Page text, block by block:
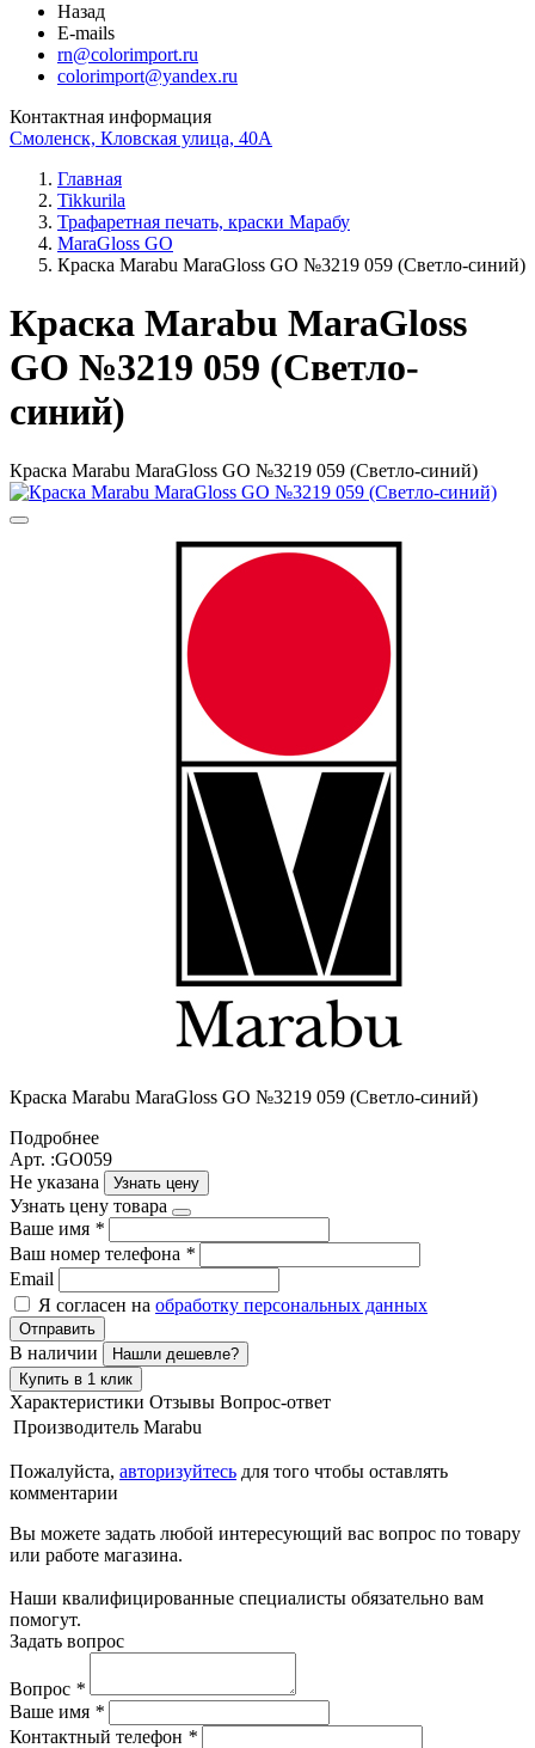
Назад
E-mails
rn@colorimport.ru
colorimport@yandex.ru
Контактная информация
Смоленск, Кловская улица, 40А
Главная
Tikkurila
Трафаретная печать, краски Марабу
MaraGloss GO
Краска Маrabu MaraGloss GO №3219 059 (Светло-синий)
Краска Маrabu MaraGloss
GO №3219 059 (Светло-
синий)
Краска Маrabu MaraGloss GO №3219 059 (Светло-синий)
Краска Маrabu MaraGloss GO №3219 059 (Светло-синий)
Подробнее
Арт. :GO059
Не указана
Узнать цену
Узнать цену товара
Ваше имя *
Ваш номер телефона *
Email
Я согласен на обработку персональных данных
Отправить
В наличии
Нашли дешевле?
Купить в 1 клик
Характеристики Отзывы Вопрос-ответ
Производитель Marabu
Пожалуйста, авторизуйтесь для того чтобы оставлять
комментарии
Вы можете задать любой интересующий вас вопрос по товару
или работе магазина.
Наши квалифицированные специалисты обязательно вам
помогут.
Задать вопрос
Вопрос *
Ваше имя *
Контактный телефон *